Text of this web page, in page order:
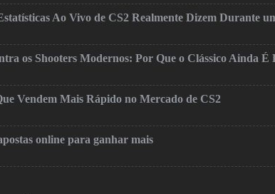
Ao Vivo de CS2 Realmente Dizem Durante
os Shooters Modernos: Por Que o Clássico Ainda É
Vendem Mais Rápido no Mercado de CS2
online para ganhar mais